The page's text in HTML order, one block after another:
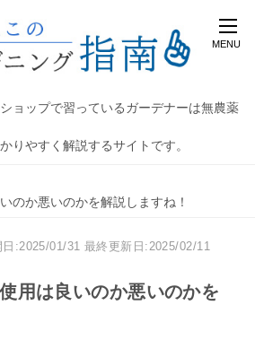
ョップで習っているガーデナーは無農薬
りやすく解説するサイトです。
のか悪いのかを解説しますね！
日:2025/01/31 最終更新日:2025/02/11
用は良いのか悪いのかを